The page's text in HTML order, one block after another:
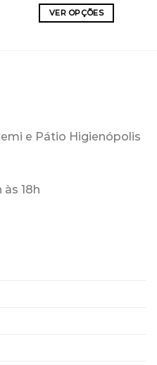
VER OPÇÕES
podem
e Pátio Higienópolis
às 18h